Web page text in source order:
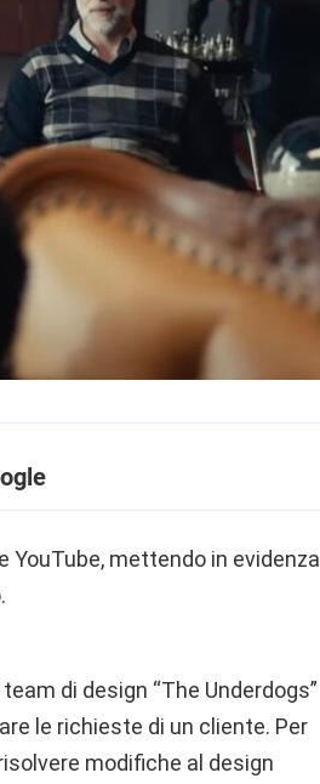
YouTube, mettendo in evidenza
di design “The Underdogs”
le richieste di un cliente. Per
modifiche al design